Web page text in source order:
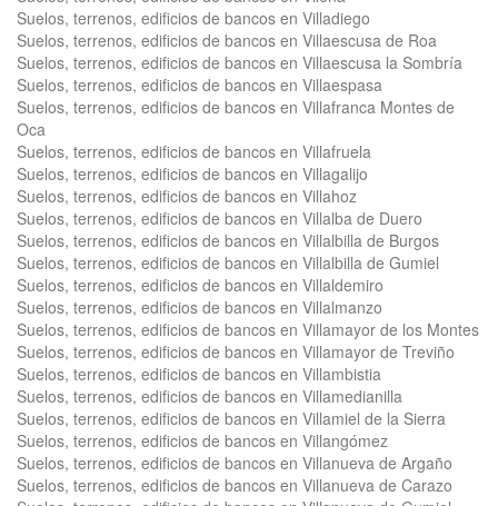
Suelos, terrenos, edificios de bancos en Villadiego
Suelos, terrenos, edificios de bancos en Villaescusa de Roa
Suelos, terrenos, edificios de bancos en Villaescusa la Sombría
Suelos, terrenos, edificios de bancos en Villaespasa
Suelos, terrenos, edificios de bancos en Villafranca Montes de
Oca
Suelos, terrenos, edificios de bancos en Villafruela
Suelos, terrenos, edificios de bancos en Villagalijo
Suelos, terrenos, edificios de bancos en Villahoz
Suelos, terrenos, edificios de bancos en Villalba de Duero
Suelos, terrenos, edificios de bancos en Villalbilla de Burgos
Suelos, terrenos, edificios de bancos en Villalbilla de Gumiel
Suelos, terrenos, edificios de bancos en Villaldemiro
Suelos, terrenos, edificios de bancos en Villalmanzo
Suelos, terrenos, edificios de bancos en Villamayor de los Montes
Suelos, terrenos, edificios de bancos en Villamayor de Treviño
Suelos, terrenos, edificios de bancos en Villambistia
Suelos, terrenos, edificios de bancos en Villamedianilla
Suelos, terrenos, edificios de bancos en Villamiel de la Sierra
Suelos, terrenos, edificios de bancos en Villangómez
Suelos, terrenos, edificios de bancos en Villanueva de Argaño
Suelos, terrenos, edificios de bancos en Villanueva de Carazo